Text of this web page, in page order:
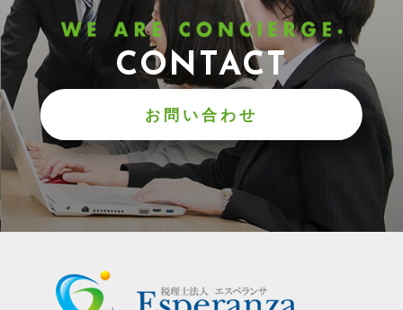
CONTACT
お問い合わせ